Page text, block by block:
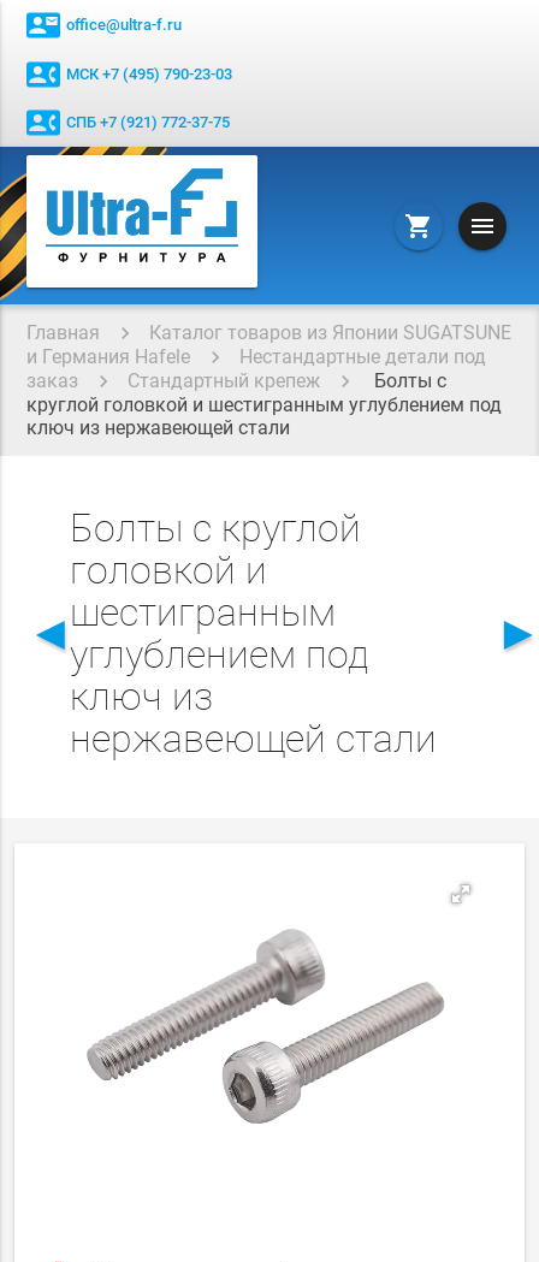
contact_mail office@ultra-f.ru
contact_phone МСК +7 (495) 790-23-03
contact_phone СПБ +7 (921) 772-37-75
shopping_cart menu
Главная
Каталог товаров из Японии SUGATSUNE
и Германия Hafele
Нестандартные детали под
заказ
Стандартный крепеж
Болты с
круглой головкой и шестигранным углублением под
ключ из нержавеющей стали
◄
Болты с круглой
головкой и
шестигранным
углублением под
ключ из
нержавеющей стали